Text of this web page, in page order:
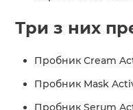
Три з них
Пробник Cream
Пробник Mask
Пробник Serum